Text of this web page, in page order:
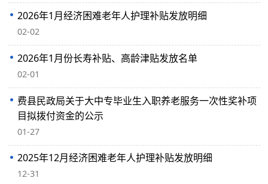
2026年1月经济困难老年人护理补贴发放明细‍​
02-02
2026年1月份长寿补贴、高龄津贴发放名单
02-01
费县民政局关于大中专毕业生入职养老服务一次性奖补项
目拟拨付资金的公示
01-27
2025年12月经济困难老年人护理补贴发放明细
12-31